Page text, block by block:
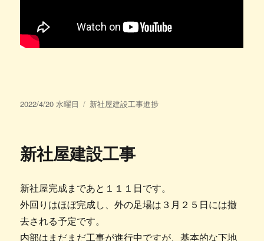
投
2022/4/20 水曜日
カ
ー
新社屋建設工事進捗
新社屋建設工事
新社屋完成まであと１１１日です。
外回りはほぼ完成し、外の足場は３月２５日には撤
去される予定です。
内部はまだまだ工事が進行中ですが、基本的な下地